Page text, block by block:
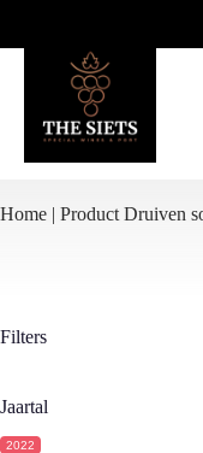
de
Home | Product Druiven
Filters
Jaartal
2022